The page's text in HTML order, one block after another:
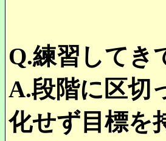
Q.練習してき
A.段階に区切
化せず目標を